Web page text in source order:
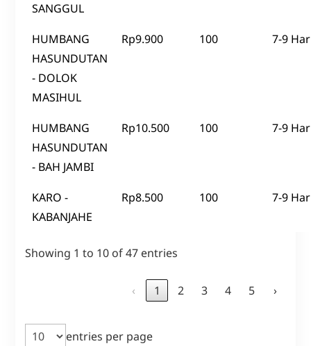
SANGGUL
HUMBANG
HASUNDUTAN
- DOLOK
MASIHUL
Rp9.900 100 7-9
HUMBANG
HASUNDUTAN
- BAH JAMBI
Rp10.500 100 7-9
KARO -
KABANJAHE
Rp8.500 100 7-9
Showing 1 to 10 of 47 entries
‹ 1 2 3 4 5 ›
entries per page